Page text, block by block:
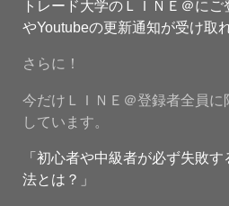
トレード大学のＬＩＮＥ＠に
やYoutubeの更新通知が受け取
さらに！
今だけＬＩＮＥ＠登録者全員に
しています。
「初心者や中級者が必ず失敗
法とは？」